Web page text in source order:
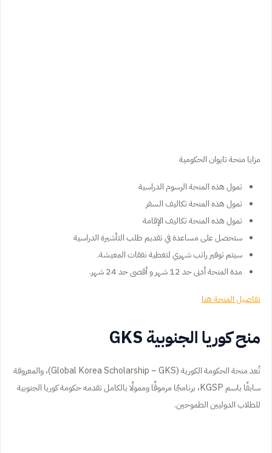
مزايا منحة تايوان الحكومية
تمول هذه المنحة الرسوم الدراسية
تمول هذه المنحة تكاليف السفر
تمول هذه المنحة تكاليف الإقامة
ستحصل على مساعدة في تقديم طلب التأشيرة الدراسية
سيتم توفير راتب شهري لتغطية نفقات المعيشة.
مدة المنحة أدنى حد 12 شهر و أقصى حد 24 شهر.
تفاصيل المنحة هنا
منح كوريا الجنوبية GKS
تُعد منحة الحكومة الكورية (Global Korea Scholarship – GKS)، والمعروفة
سابقًا باسم KGSP، برنامجًا مرموقًا وممولًا بالكامل تقدمه حكومة كوريا الجنوبية
للطلاب الدوليين الطموحين.